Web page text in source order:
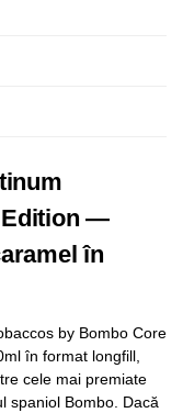
Edition —
în
by Bombo Core
în format longfill,
cele mai premiate
spaniol Bombo. Dacă